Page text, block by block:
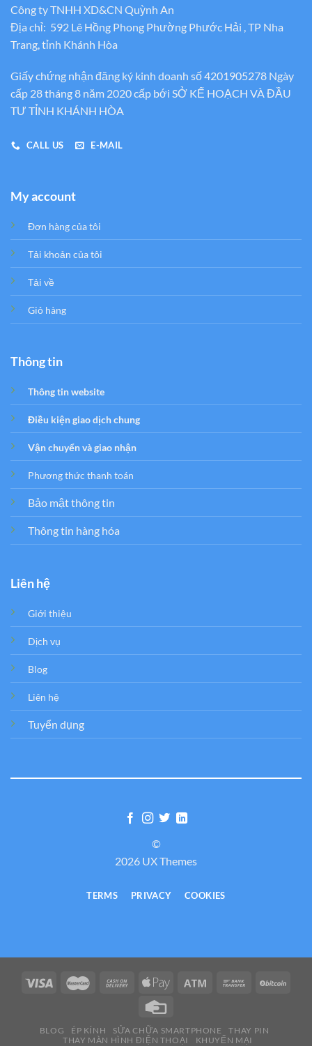
Công ty TNHH XD&CN Quỳnh An
Địa chỉ: 592 Lê Hồng Phong Phường Phước Hải , TP Nha
Trang, tỉnh Khánh Hòa
Giấy chứng nhận đăng ký kinh doanh số 4201905278 Ngày
cấp 28 tháng 8 năm 2020 cấp bới SỞ KẾ HOẠCH VÀ ĐẦU
TƯ TỈNH KHÁNH HÒA
CALL US E-MAIL
My account
Đơn hàng của tôi
Tải khoản của tôi
Tải về
Giỏ hàng
Thông tin
Thông tin website
Điều kiện giao dịch chung
Vận chuyển và giao nhận
Phương thức thanh toán
Bảo mật thông tin
Thông tin hàng hóa
Liên hệ
Giới thiệu
Dịch vụ
Blog
Liên hệ
Tuyển dụng
©
2026 UX Themes
TERMS PRIVACY COOKIES
BLOG ÉP KÍNH SỬA CHỮA SMARTPHONE
THAY PIN
THAY MÀN HÌNH ĐIỆN THOẠI
KHUYẾN MẠI